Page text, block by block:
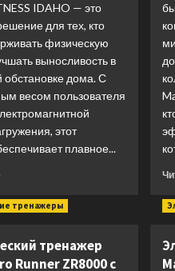
IDAHO — это
для тех, кто
физическую
выносливость в
дома. С
весом пользователя
этот
плавное...
Прочитать
о
Oxygen
IDAHO
тренажеры
тренажер
Runner ZR8000 с